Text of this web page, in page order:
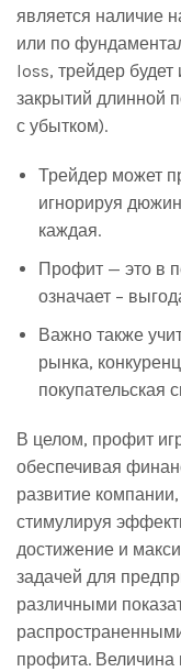
является наличие
или по
loss, трейдер
закрытий длинной
с убытком).
Трейдер может
игнорируя
каждая.
Профит — это в
означает –
Важно также
рынка,
покупательская
В целом, профит
обеспечивая
развитие
стимулируя
достижение и
задачей для
различными
профита. Величина